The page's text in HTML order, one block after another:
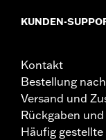
KUNDEN-
Kontakt
Bestellung
Versand und
Rückgaben
Häufig gestellte